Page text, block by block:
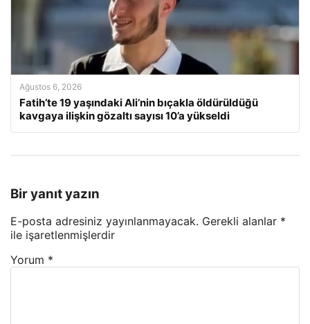
Ağustos 6, 2026
Fatih’te 19 yaşındaki Ali’nin bıçakla öldürüldüğü
kavgaya ilişkin gözaltı sayısı 10’a yükseldi
Bir yanıt yazın
E-posta adresiniz yayınlanmayacak. Gerekli alanlar *
ile işaretlenmişlerdir
Yorum *